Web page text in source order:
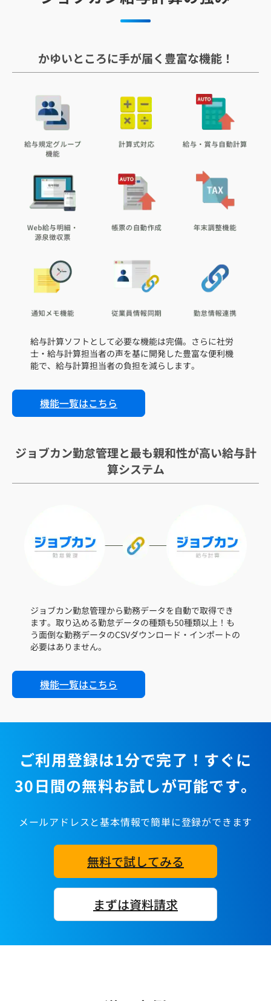
かゆいところに手が届く豊富な機能！
給与計算ソフトとして必要な機能は完備。さらに社労
士・給与計算担当者の声を基に開発した豊富な便利機
能で、給与計算担当者の負担を減らします。
機能一覧はこちら
ジョブカン勤怠管理と最も親和性が高い給与計
算システム
ジョブカン勤怠管理から勤務データを自動で取得でき
ます。 取り込める勤怠データの種類も50種類以上！ も
う面倒な勤務データのCSVダウンロード・インポートの
必要はありません。
機能一覧はこちら
ご利用登録は1分で完了！すぐに
30日間の無料お試しが可能です。
メールアドレスと基本情報で簡単に登録ができます
無料で試してみる
まずは資料請求